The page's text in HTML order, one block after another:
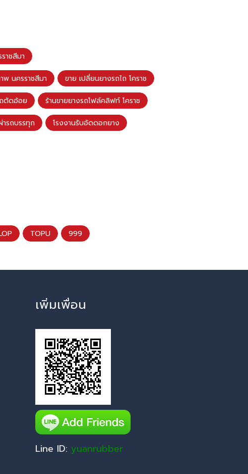
าชสีมา
พ นครราชสีมา ขาย เปลี่ยนยางรถไถ โคราช
ตัดอ้อย ร้านขายยางรถโฟล์คลิฟท์ โคราช
ารถบรรทุก โรงงานรับอัดดอกยาง
TOPU 999
เพิ่มเพื่อน
Line ID: yuanrubber